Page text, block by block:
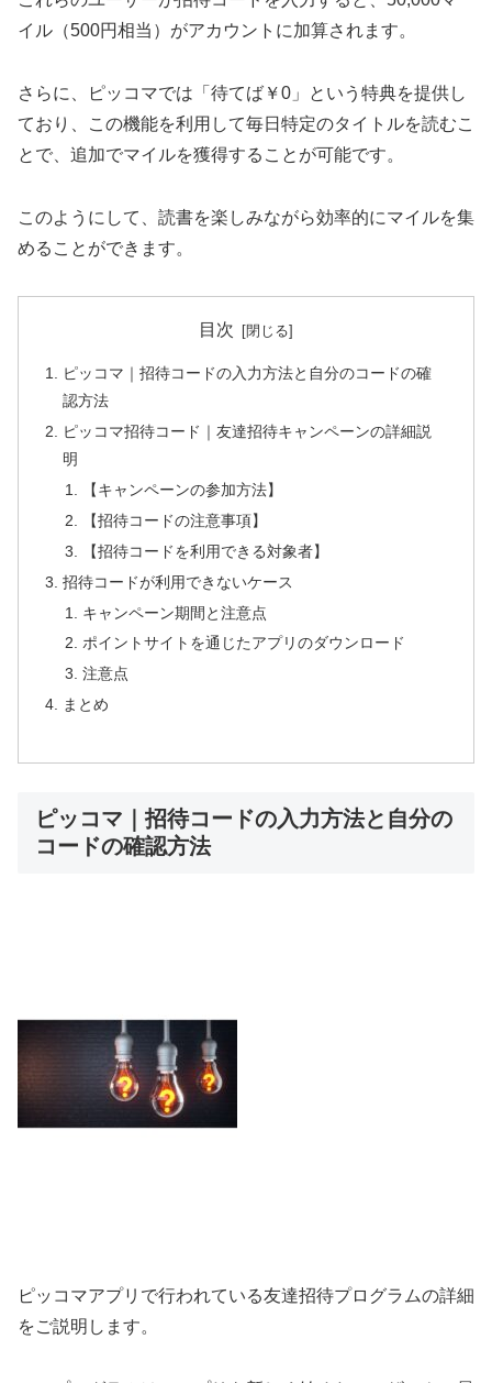
イル（500円相当）がアカウントに加算されます。
さらに、ピッコマでは「待てば￥0」という特典を提供し
ており、この機能を利用して毎日特定のタイトルを読むこ
とで、追加でマイルを獲得することが可能です。
このようにして、読書を楽しみながら効率的にマイルを集
めることができます。
目次
ピッコマ｜招待コードの入力方法と自分のコードの確
認方法
ピッコマ招待コード｜友達招待キャンペーンの詳細説
明
【キャンペーンの参加方法】
【招待コードの注意事項】
【招待コードを利用できる対象者】
招待コードが利用できないケース
キャンペーン期間と注意点
ポイントサイトを通じたアプリのダウンロード
注意点
まとめ
ピッコマ｜招待コードの入力方法と自分の
コードの確認方法
ピッコマアプリで行われている友達招待プログラムの詳細
をご説明します。